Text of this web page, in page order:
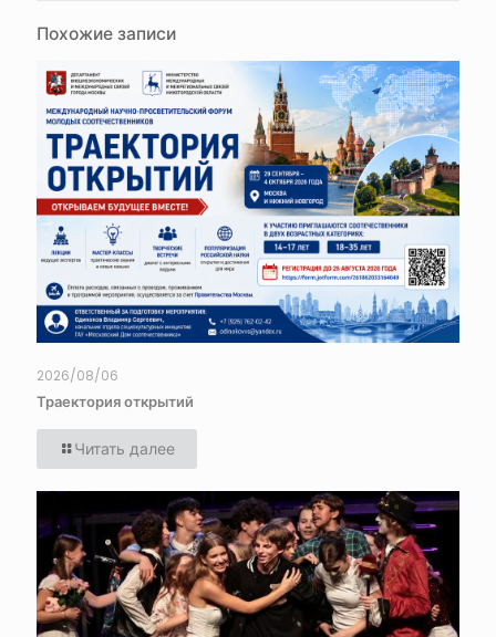
Похожие записи
2026/08/06
Траектория открытий
Читать далее